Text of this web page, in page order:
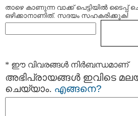
താഴെ കാണുന്ന വാക്ക് പെട്ടിയില്‍
ഒഴിക്കാനാണിത്. സദയം സഹകരിക്കുക!
* ഈ വിവരങ്ങള്‍ നിര്‍ബന്ധമാണ്
അഭിപ്രായങ്ങള്‍ ഇവിടെ
ചെയ്യാം. എങ്ങനെ?